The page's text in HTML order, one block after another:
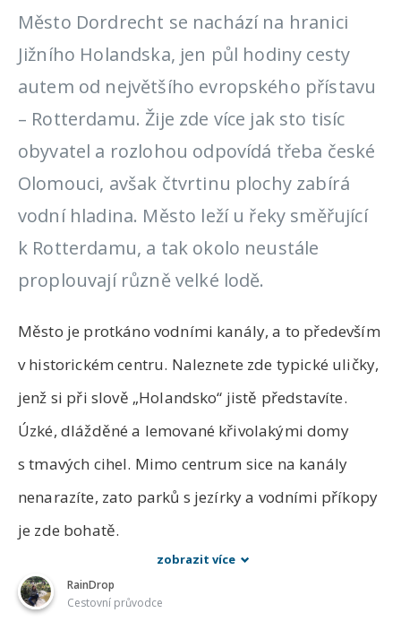
Město Dordrecht se nachází na hranici
Jižního Holandska, jen půl hodiny cesty
autem od největšího evropského přístavu
– Rotterdamu. Žije zde více jak sto tisíc
obyvatel a rozlohou odpovídá třeba české
Olomouci, avšak čtvrtinu plochy zabírá
vodní hladina. Město leží u řeky směřující
k Rotterdamu, a tak okolo neustále
proplouvají různě velké lodě.
Město je protkáno vodními kanály, a to především
v historickém centru. Naleznete zde typické uličky,
jenž si při slově „Holandsko“ jistě představíte.
Úzké, dlážděné a lemované křivolakými domy
s tmavých cihel. Mimo centrum sice na kanály
nenarazíte, zato parků s jezírky a vodními příkopy
je zde bohatě.
RainDrop
Cestovní průvodce
zobrazit více